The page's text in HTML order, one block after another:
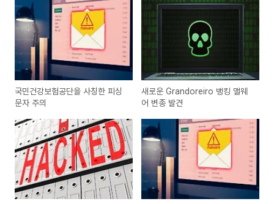
국민건강보험공단을 사칭한 피싱
문자 주의
새로운 Grandoreiro 뱅킹 맬웨
어 변종 발견